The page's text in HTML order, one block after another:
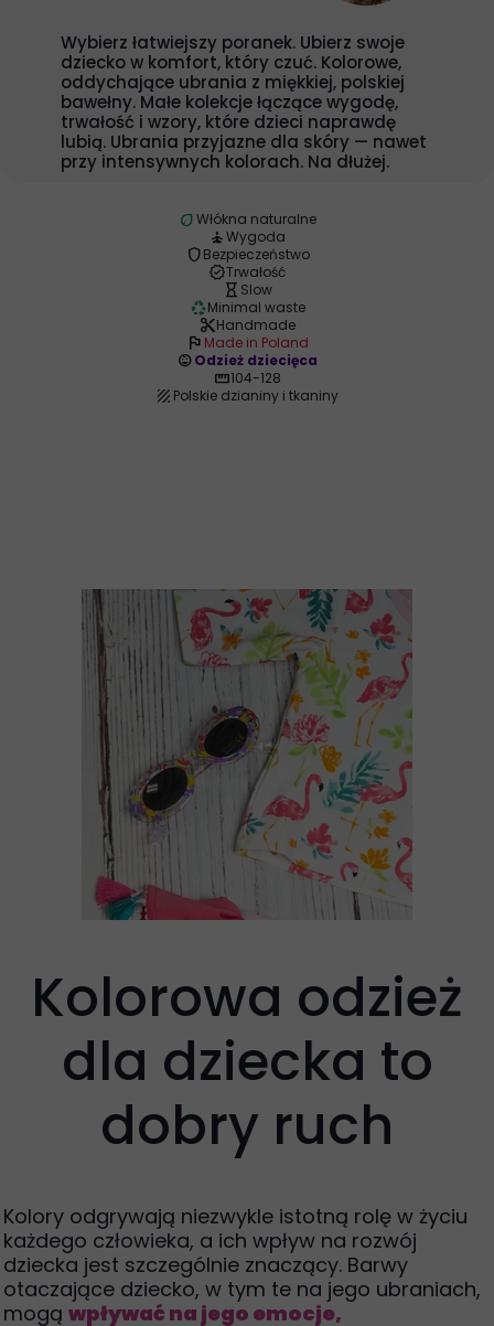
Wybierz łatwiejszy poranek. Ubierz swoje
dziecko w komfort, który czuć. Kolorowe,
oddychające ubrania z miękkiej, polskiej
bawełny. Małe kolekcje łączące wygodę,
trwałość i wzory, które dzieci naprawdę
lubią. Ubrania przyjazne dla skóry — nawet
przy intensywnych kolorach. Na dłużej.
ecoWłókna naturalne
self_improvementWygoda
shieldBezpieczeństwo
verifiedTrwałość
hourglass_empty Slow
recyclingMinimal waste
content_cutHandmade
flag Made in Poland
child_careOdzież dziecięca
straighten104-128
texture Polskie dzianiny i tkaniny
Kolorowa odzież
dla dziecka to
dobry ruch
Kolory odgrywają niezwykle istotną rolę w życiu
każdego człowieka, a ich wpływ na rozwój
dziecka jest szczególnie znaczący. Barwy
otaczające dziecko, w tym te na jego ubraniach,
mogą wpływać na jego emocje,